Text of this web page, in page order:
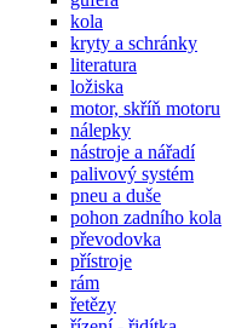
kola
kryty a schránky
literatura
ložiska
motor, skříň motoru
nálepky
nástroje a nářadí
palivový systém
pneu a duše
pohon zadního kola
převodovka
přístroje
rám
řetězy